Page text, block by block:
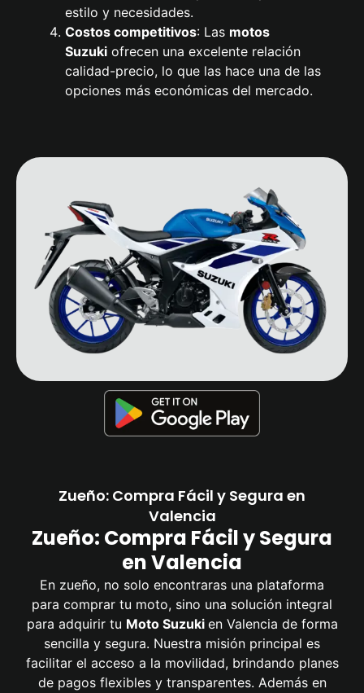
estilo y necesidades.
Costos competitivos: Las motos
Suzuki ofrecen una excelente relación
calidad-precio, lo que las hace una de las
opciones más económicas del mercado.
Zueño: Compra Fácil y Segura en
Valencia
Zueño: Compra Fácil y Segura
en Valencia
En zueño, no solo encontraras una plataforma
para comprar tu moto, sino una solución integral
para adquirir tu Moto Suzuki en Valencia de forma
sencilla y segura. Nuestra misión principal es
facilitar el acceso a la movilidad, brindando planes
de pagos flexibles y transparentes. Además en